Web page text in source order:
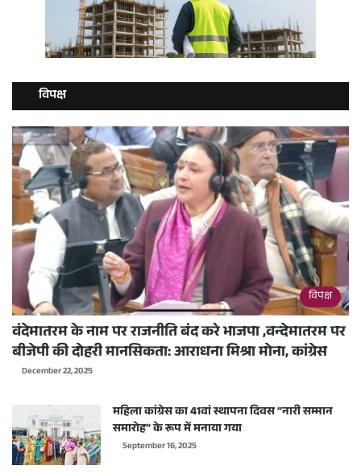
विपक्ष
विपक्ष
वंदेमातरम के नाम पर राजनीति बंद करे भाजपा ,वन्देमातरम पर
बीजेपी की दोहरी मानसिकता: आराधना मिश्रा मोना, कांग्रेस
December 22, 2025
महिला कांग्रेस का 41वां स्थापना दिवस “नारी सम्मान
समारोह” के रूप में मनाया गया
September 16, 2025